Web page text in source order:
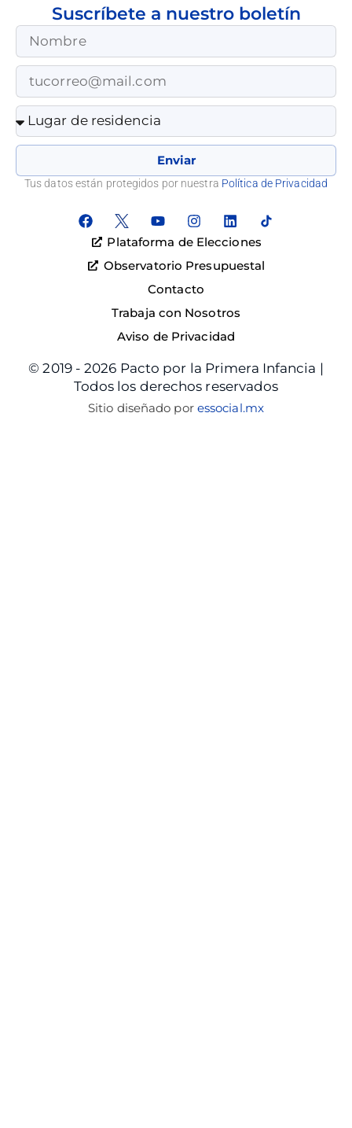
Enviar
Suscríbete a nuestro boletín
Tus datos están protegidos por nuestra Política de Privacidad
Plataforma de Elecciones
Observatorio Presupuestal
Contacto
Trabaja con Nosotros
Aviso de Privacidad
© 2019 - 2026 Pacto por la Primera Infancia |
Todos los derechos reservados
Sitio diseñado por essocial.mx